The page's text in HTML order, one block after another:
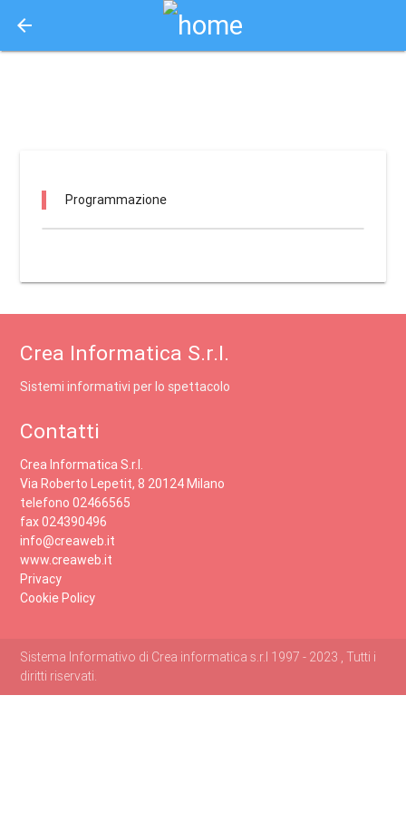
arrow_back
Programmazione
Crea Informatica S.r.l.
Sistemi informativi per lo spettacolo
Contatti
Crea Informatica S.r.l.
Via Roberto Lepetit, 8 20124 Milano
telefono 02466565
fax 024390496
info@creaweb.it
www.creaweb.it
Privacy
Cookie Policy
Sistema Informativo di Crea informatica s.r.l 1997 - 2023 , Tutti i
diritti riservati.